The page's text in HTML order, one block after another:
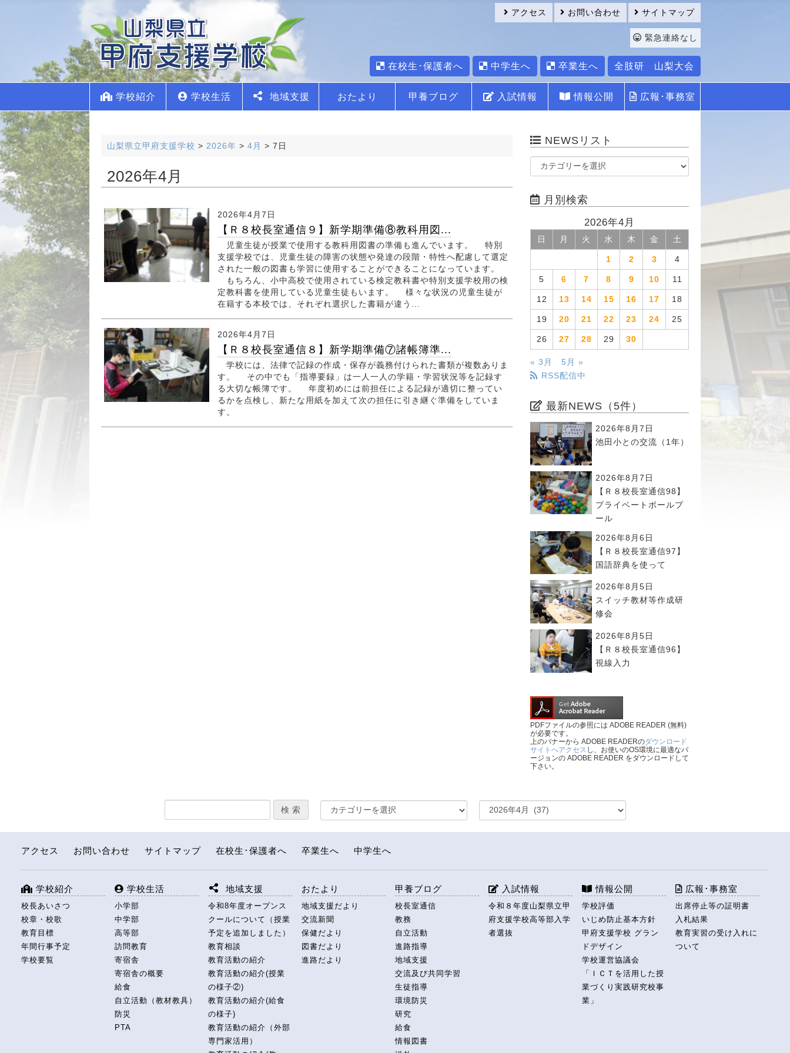
サイトマップ
お問い合わせ
アクセス
緊急連絡なし
在校生･保護者へ 中学生へ 卒業生へ 全肢研 山梨大会
学校紹介 学校生活 地域支援 おたより 甲養ブログ 入試情報 情報公開 広報･事務室
山梨県立甲府支援学校 > 2026年 > 4月 > 7日
2026年4月
2026年4月7日
【Ｒ８校長室通信９】新学期準備⑧教科用図...
児童生徒が授業で使用する教科用図書の準備も進んでいます。 特別
支援学校では、児童生徒の障害の状態や発達の段階・特性へ配慮して選定
された一般の図書も学習に使用することができることになっています。
もちろん、小中高校で使用されている検定教科書や特別支援学校用の検
定教科書を使用している児童生徒もいます。 様々な状況の児童生徒が
在籍する本校では、それぞれ選択した書籍が違う...
2026年4月7日
【Ｒ８校長室通信８】新学期準備⑦諸帳簿準...
学校には、法律で記録の作成・保存が義務付けられた書類が複数ありま
す。 その中でも「指導要録」は一人一人の学籍・学習状況等を記録す
る大切な帳簿です。 年度初めには前担任による記録が適切に整ってい
るかを点検し、新たな用紙を加えて次の担任に引き継ぐ準備をしていま
す。
NEWSリスト
月別検索
2026年4月
日 月 火 水 木 金 土
1 2 3 4
5 6 7 8 9 10 11
12 13 14 15 16 17 18
19 20 21 22 23 24 25
26 27 28 29 30
« 3月
5月 »
RSS配信中
最新NEWS（5件）
2026年8月7日
池田小との交流（1年）
2026年8月7日
【Ｒ８校長室通信98】
プライベートボールプ
ール
2026年8月6日
【Ｒ８校長室通信97】
国語辞典を使って
2026年8月5日
スイッチ教材等作成研
修会
2026年8月5日
【Ｒ８校長室通信96】
視線入力
PDFファイルの参照には ADOBE READER (無料)
が必要です。
上のバナーから ADOBE READERのダウンロード
サイトへアクセス し、お使いのOS環境に最適なバ
ージョンの ADOBE READER をダウンロードして
下さい。
アクセス お問い合わせ サイトマップ 在校生･保護者へ 卒業生へ 中学生へ
学校紹介
校長あいさつ
校章・校歌
教育目標
年間行事予定
学校要覧
学校生活
小学部
中学部
高等部
訪問教育
寄宿舎
寄宿舎の概要
給食
自立活動（教材教具）
防災
PTA
地域支援
令和8年度オープンス
クールについて（授業
予定を追加しました）
教育相談
教育活動の紹介
教育活動の紹介(授業
の様子②)
教育活動の紹介(給食
の様子)
教育活動の紹介（外部
専門家活用）
おたより
地域支援だより
交流新聞
保健だより
図書だより
進路だより
甲養ブログ
校長室通信
教務
自立活動
進路指導
地域支援
交流及び共同学習
生徒指導
環境防災
研究
給食
情報図書
入試情報
令和８年度山梨県立甲
府支援学校高等部入学
者選抜
情報公開
学校評価
いじめ防止基本方針
甲府支援学校 グラン
ドデザイン
学校運営協議会
「ＩＣＴを活用した授
業づくり実践研究校事
業」
広報･事務室
出席停止等の証明書
入札結果
教育実習の受け入れに
ついて